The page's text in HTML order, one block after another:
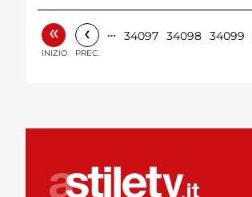
«
INIZIO
‹
PREC.
… 34097 34098 34099